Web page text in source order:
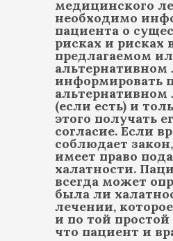
медицинского
необходимо
пациента о
рисках и рисках
предлагаемом
альтернативном
информировать
альтернативном
(если есть) и
этого получать
согласие. Если
соблюдает
имеет право
халатности.
всегда может
была ли
лечении,
и по той
что пациент и